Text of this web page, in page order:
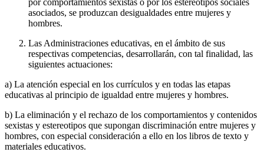
asociados, se produzcan desigualdades entre mujeres y
hombres.
Las Administraciones educativas, en el ámbito de sus
respectivas competencias, desarrollarán, con tal finalidad, las
siguientes actuaciones:
a) La atención especial en los currículos y en todas las etapas
educativas al principio de igualdad entre mujeres y hombres.
b) La eliminación y el rechazo de los comportamientos y contenidos
sexistas y estereotipos que supongan discriminación entre mujeres y
hombres, con especial consideración a ello en los libros de texto y
materiales educativos.